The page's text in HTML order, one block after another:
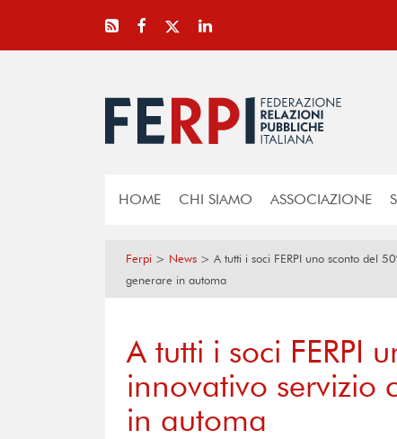
HOME CHI SIAMO ASSOCIAZIONE
Ferpi > News > A tutti i soci FERPI uno sconto del
generare in automa
A tutti i soci FERPI
innovativo servizio
in automa